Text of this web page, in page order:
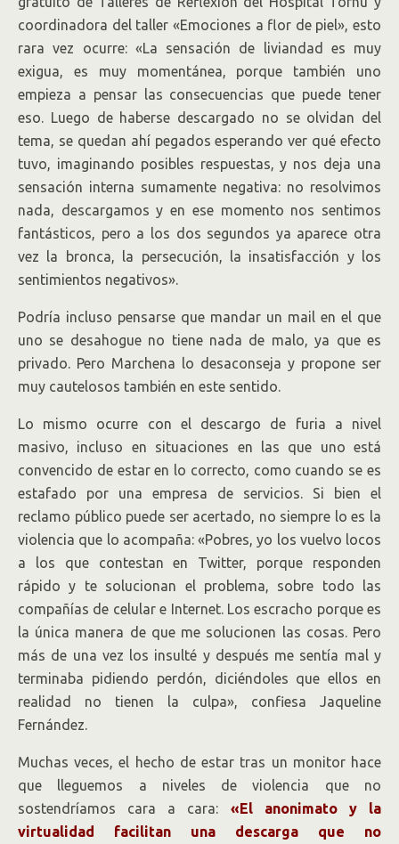
coordinadora del taller «Emociones a flor de piel», esto
rara vez ocurre: «La sensación de liviandad es muy
exigua, es muy momentánea, porque también uno
empieza a pensar las consecuencias que puede tener
eso. Luego de haberse descargado no se olvidan del
tema, se quedan ahí pegados esperando ver qué efecto
tuvo, imaginando posibles respuestas, y nos deja una
sensación interna sumamente negativa: no resolvimos
nada, descargamos y en ese momento nos sentimos
fantásticos, pero a los dos segundos ya aparece otra
vez la bronca, la persecución, la insatisfacción y los
sentimientos negativos».
Podría incluso pensarse que mandar un mail en el que
uno se desahogue no tiene nada de malo, ya que es
privado. Pero Marchena lo desaconseja y propone ser
muy cautelosos también en este sentido.
Lo mismo ocurre con el descargo de furia a nivel
masivo, incluso en situaciones en las que uno está
convencido de estar en lo correcto, como cuando se es
estafado por una empresa de servicios. Si bien el
reclamo público puede ser acertado, no siempre lo es la
violencia que lo acompaña: «Pobres, yo los vuelvo locos
a los que contestan en Twitter, porque responden
rápido y te solucionan el problema, sobre todo las
compañías de celular e Internet. Los escracho porque es
la única manera de que me solucionen las cosas. Pero
más de una vez los insulté y después me sentía mal y
terminaba pidiendo perdón, diciéndoles que ellos en
realidad no tienen la culpa», confiesa Jaqueline
Fernández.
Muchas veces, el hecho de estar tras un monitor hace
que lleguemos a niveles de violencia que no
sostendríamos cara a cara: «El anonimato y la
virtualidad facilitan una descarga que no